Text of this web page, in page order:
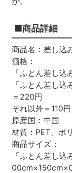
■商品詳細
商品名：差し込
価格：
「ふとん差し込
「ふとん差し込
＝220円
それ以外＝110円
原産国：中国
材質：PET、ポ
商品サイズ：
「ふとん差し